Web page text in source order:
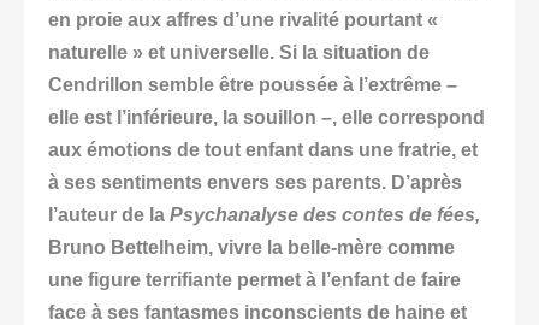
en proie aux affres d’une rivalité pourtant «
naturelle » et universelle. Si la situation de
Cendrillon semble être poussée à l’extrême –
elle est l’inférieure, la souillon –, elle correspond
aux émotions de tout enfant dans une fratrie, et
à ses sentiments envers ses parents. D’après
l’auteur de la Psychanalyse des contes de fées,
Bruno Bettelheim, vivre la belle-mère comme
une figure terrifiante permet à l’enfant de faire
face à ses fantasmes inconscients de haine et